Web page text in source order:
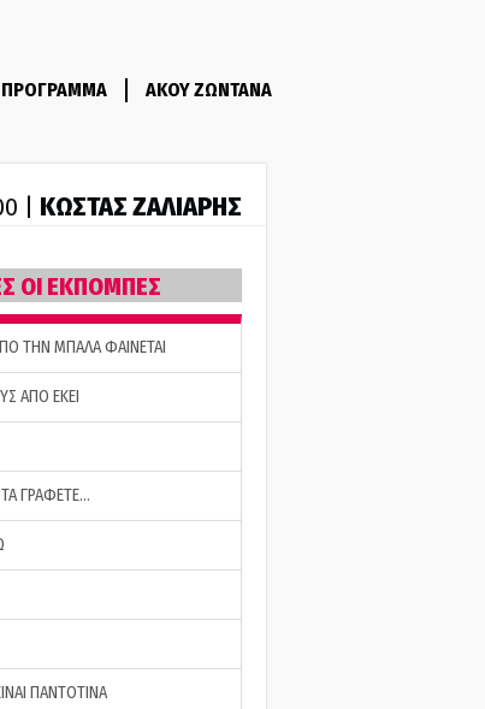
ΠΡΟΓΡΑΜΜΑ ΑΚΟΥ ΖΩΝΤΑΝΑ
| ΚΩΣΤΑΣ ΖΑΛΙΑΡΗΣ
ΟΙ ΕΚΠΟΜΠΕΣ
ΤΗΝ ΜΠΑΛΑ ΦΑΙΝΕΤΑΙ
ΑΠΟ ΕΚΕΙ
ΓΡΑΦΕΤΕ…
ΠΑΝΤΟΤΙΝΑ